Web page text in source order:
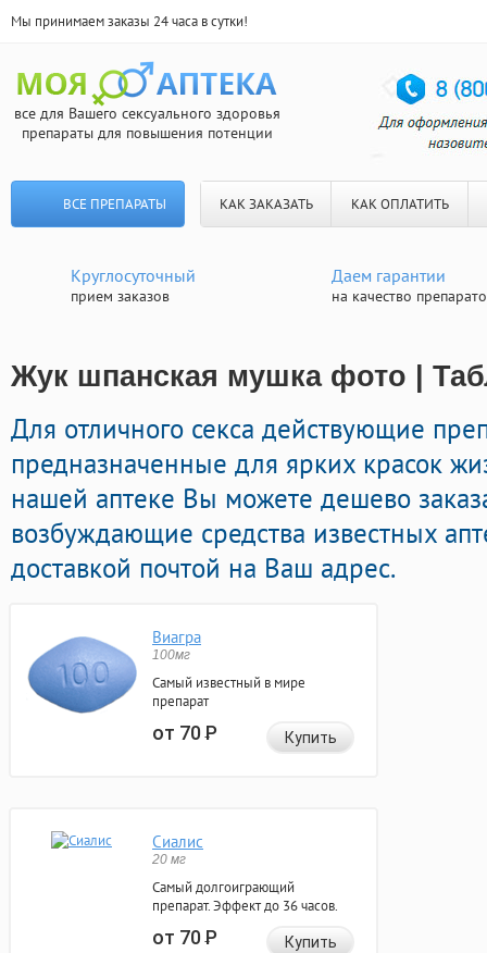
Мы принимаем заказы 24 часа в сутки!
все для Вашего сексуального здоровья
препараты для повышения потенции
ВСЕ ПРЕПАРАТЫ КАК ЗАКАЗАТЬ КАК ОПЛАТИТЬ
Круглосуточный
прием заказов
Даем гарантии
на качество
Жук шпанская мушка фото |
Для отличного секса действующие
предназначенные для ярких красок
нашей аптеке Вы можете дешево
возбуждающие средства известных
доставкой почтой на Ваш адрес.
Виагра
100мг
Самый известный в мире
препарат
от 70Р Купить
Сиалис
20 мг
Самый долгоиграющий
препарат. Эффект до 36 часов.
от 70Р Купить